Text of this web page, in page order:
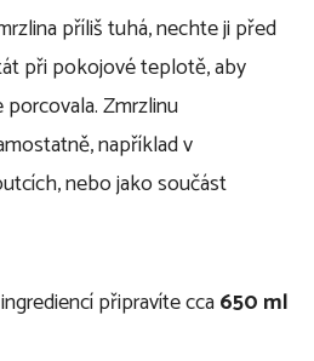
příliš tuhá, nechte ji před
při pokojové teplotě, aby
Zmrzlinu
například v
nebo jako součást
připravíte cca650 ml